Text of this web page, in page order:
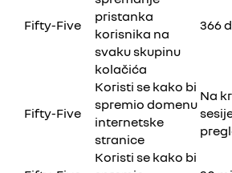
Fifty-Five
pristanka
korisnika na
svaku skupinu
kolačića
366
Fifty-Five
Koristi se kako bi
spremio domenu
internetske
stranice
Na
Koristi se kako bi